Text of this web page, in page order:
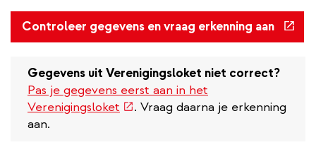
Controleer gegevens en vraag erkenning aan
link)
Gegevens uit Verenigingsloket niet correct?
Pas je gegevens eerst aan in het
Verenigingsloket (externe
. Vraag daarna je erkenning
aan.